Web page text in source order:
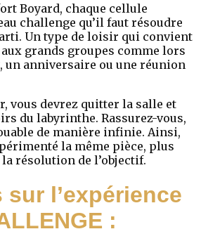
Boyard, chaque cellule
challenge qu’il faut résoudre
Un type de loisir qui convient
grands groupes comme lors
un anniversaire ou une réunion
vous devrez quitter la salle et
du labyrinthe. Rassurez-vous,
de manière infinie. Ainsi,
la même pièce, plus
résolution de l’objectif.
sur l’expérience
: